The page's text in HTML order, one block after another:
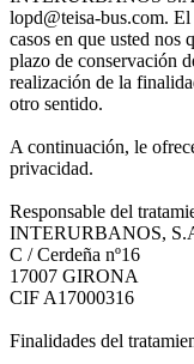
lopd@teisa-bus.com.
casos en que usted nos
plazo de conservación
realización de la
otro sentido.
A continuación, le
privacidad.
Responsable del
INTERURBANOS,
C / Cerdeña nº16
17007 GIRONA
CIF A17000316
Finalidades del